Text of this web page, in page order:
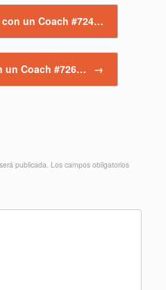
un Coach #724…
un Coach #726… →
publicada. Los campos obligatorios